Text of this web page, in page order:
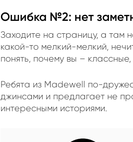
Ошибка №2: нет
Заходите на страницу, а там
какой-то мелкий-мелкий,
понять, почему вы –
Ребята из Madewell по-
джинсами и предлагает не
интересными историями.